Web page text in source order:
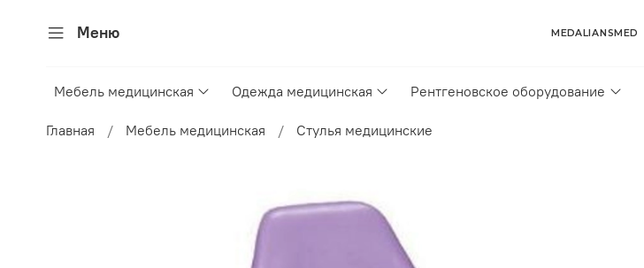
Меню MEDALIANSMED
Мебель медицинская Одежда медицинская Рентгеновское оборудование
Главная Мебель медицинская Стулья медицинские